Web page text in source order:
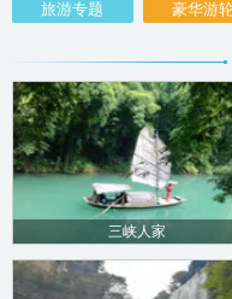
旅游专题 豪华游
三峡人家